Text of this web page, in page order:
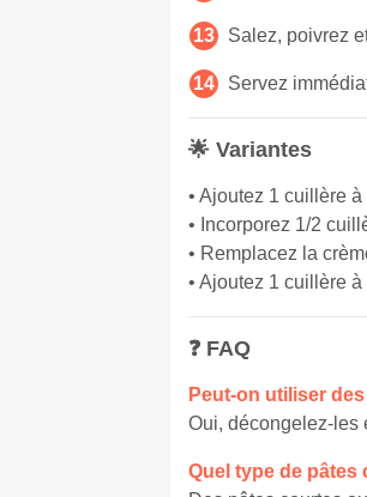
Salez, poivrez
Servez
🌟 Variantes
• Ajoutez 1 cuillère
• Incorporez 1/2
• Remplacez la
• Ajoutez 1 cuillère
❓ FAQ
Peut-on utiliser
Oui, décongelez-les
Quel type de pâtes